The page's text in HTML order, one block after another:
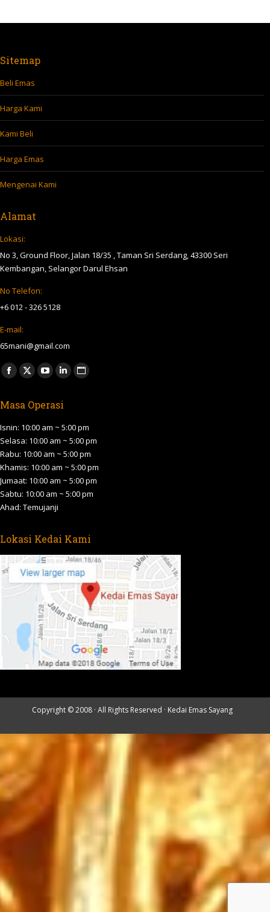
Sitemap
Beli Emas
Harga Kami
Kami Beli
Harga Emas
Mengenai Kami
Alamat
Lokasi:
No 3, Ground Floor, Jalan 18/35 , Taman Sri Serdang, 43300 Seri
Kembangan, Selangor Darul Ehsan
No Telefon:
+6 012 - 326 5128
E-mail:
65mani@gmail.com
Find us on:
Facebook
opens
in
new
window
X
opens
in
new
window
YouTube
opens
in
new
window
Linkedin
opens
in
new
window
Website
in
new
window
Masa Operasi
Isnin: 10:00 am ~ 5:00 pm
Selasa: 10:00 am ~ 5:00 pm
Rabu: 10:00 am ~ 5:00 pm
Khamis: 10:00 am ~ 5:00 pm
Jumaat: 10:00 am ~ 5:00 pm
Sabtu: 10:00 am ~ 5:00 pm
Ahad: Temujanji
Lokasi Kedai Kami
Copyright © 2008 · All Rights Reserved · Kedai Emas Sayang